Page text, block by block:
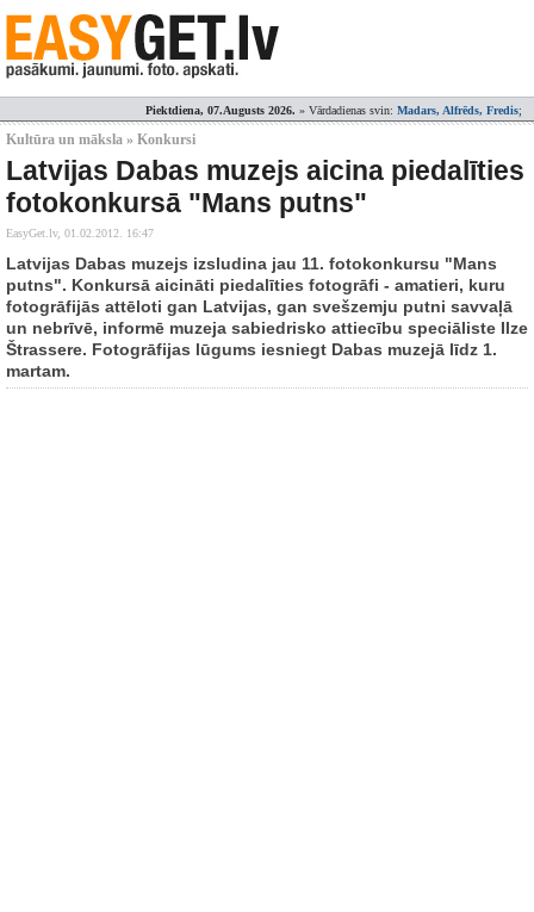
Piektdiena, 07.Augusts 2026. » Vārdadienas svin: Madars, Alfrēds, Fredis;
Kultūra un māksla » Konkursi
Latvijas Dabas muzejs aicina piedalīties
fotokonkursā "Mans putns"
EasyGet.lv, 01.02.2012. 16:47
Latvijas Dabas muzejs izsludina jau 11. fotokonkursu "Mans
putns". Konkursā aicināti piedalīties fotogrāfi - amatieri, kuru
fotogrāfijās attēloti gan Latvijas, gan svešzemju putni savvaļā
un nebrīvē, informē muzeja sabiedrisko attiecību speciāliste Ilze
Štrassere. Fotogrāfijas lūgums iesniegt Dabas muzejā līdz 1.
martam.